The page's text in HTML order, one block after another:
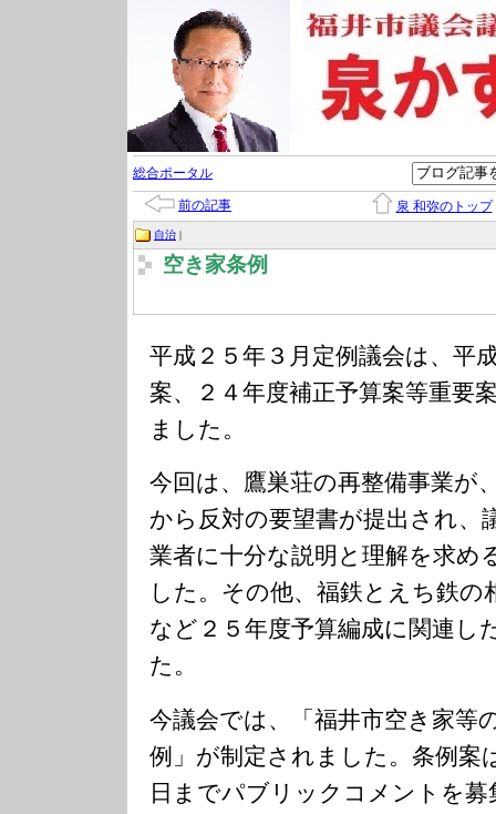
総合ポータル
前の記事 泉 和弥のトップ
自治 |
空き家条例
平成２５年３月定例議会は、平
案、２４年度補正予算案等重要
ました。
今回は、鷹巣荘の再整備事業が
から反対の要望書が提出され、
業者に十分な説明と理解を求め
した。その他、福鉄とえち鉄の
など２５年度予算編成に関連し
た。
今議会では、「福井市空き家等
例」が制定されました。条例案
日までパブリックコメントを